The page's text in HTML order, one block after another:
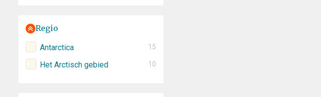
Regio
Antarctica 15
Het Arctisch gebied 10